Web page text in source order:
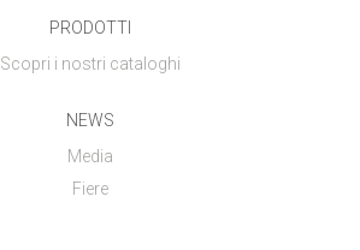
PRODOTTI
Scopri i nostri cataloghi
NEWS
Media
Fiere